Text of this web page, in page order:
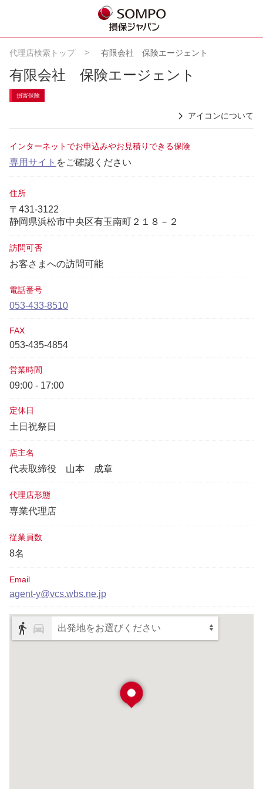
代理店検索トップ 有限会社 保険エージェント
有限会社 保険エージェント
損害保険
アイコンについて
インターネットでお申込みやお見積りできる保険
専用サイト をご確認ください
住所
〒431-3122
静岡県浜松市中央区有玉南町２１８－２
訪問可否
お客さまへの訪問可能
電話番号
053-433-8510
FAX
053-435-4854
営業時間
09:00 - 17:00
定休日
土日祝祭日
店主名
代表取締役 山本 成章
代理店形態
専業代理店
従業員数
8名
Email
agent-y@vcs.wbs.ne.jp
出発地をお選びください